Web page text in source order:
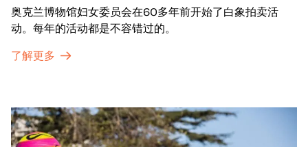
奥克兰博物馆妇女委员会在60多年前开始了白象拍卖活
动。每年的活动都是不容错过的。
了解更多